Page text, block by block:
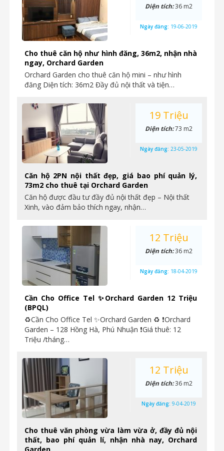
Cho thuê căn hộ như hình đăng, 36m2, nhận nhà
ngay, Orchard Garden
Orchard Garden cho thuê căn hộ mini – như hình
đăng Diện tích: 36m2 Đầy đủ nội thất và tiện…
Diện tích:36 m2
Ngày đăng: 19-06-2019
Căn hộ 2PN nội thất đẹp, giá bao phí quản lý,
73m2 cho thuê tại Orchard Garden
Căn hộ được đầu tư đầy đủ nội thất đẹp – Nội thất
Xinh, vào đảm bảo thích ngay, nhận…
19 Triệu
Diện tích:73 m2
Ngày đăng: 23-05-2019
Cần Cho Office Tel ✨Orchard Garden 12 Triệu
(BPQL)
♻Cần Cho Office Tel ✨Orchard Garden ♻ ❗Orchard
Garden – 128 Hồng Hà, Phú Nhuận ❗Giá thuê: 12
Triệu /tháng…
12 Triệu
Diện tích:36 m2
Ngày đăng: 18-04-2019
Cho thuê văn phòng vừa làm vừa ở, đầy đủ nội
thất, bao phí quản lí, nhận nhà nay, Orchard
12 Triệu
Diện tích:36 m2
Ngày đăng: 9-04-2019